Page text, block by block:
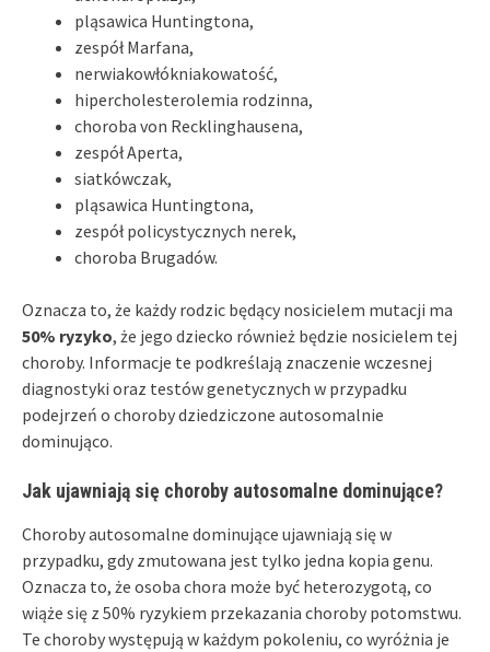
pląsawica Huntingtona,
zespół Marfana,
nerwiakowłókniakowatość,
hipercholesterolemia rodzinna,
choroba von Recklinghausena,
zespół Aperta,
siatkówczak,
pląsawica Huntingtona,
zespół policystycznych nerek,
choroba Brugadów.
Oznacza to, że każdy rodzic będący nosicielem mutacji ma
50% ryzyko, że jego dziecko również będzie nosicielem tej
choroby. Informacje te podkreślają znaczenie wczesnej
diagnostyki oraz testów genetycznych w przypadku
podejrzeń o choroby dziedziczone autosomalnie
dominująco.
Jak ujawniają się choroby autosomalne dominujące?
Choroby autosomalne dominujące ujawniają się w
przypadku, gdy zmutowana jest tylko jedna kopia genu.
Oznacza to, że osoba chora może być heterozygotą, co
wiąże się z 50% ryzykiem przekazania choroby potomstwu.
Te choroby występują w każdym pokoleniu, co wyróżnia je